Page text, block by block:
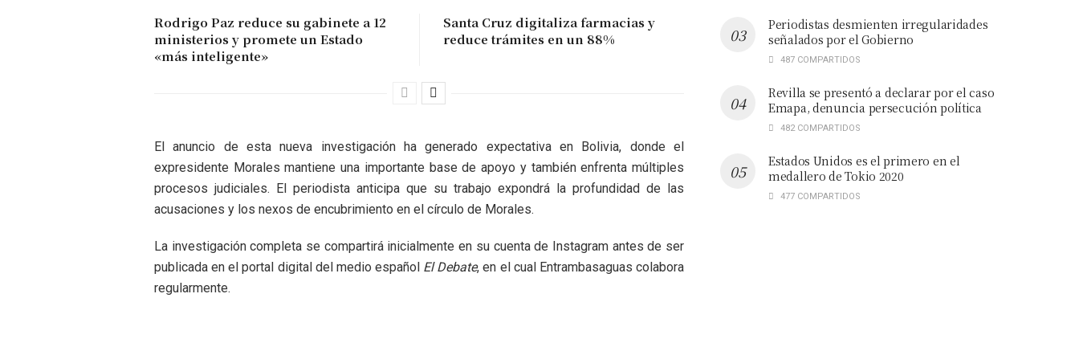
Rodrigo Paz reduce su gabinete a 12
ministerios y promete un Estado
«más inteligente»
Santa Cruz digitaliza farmacias y
reduce trámites en un 88%
El anuncio de esta nueva investigación ha generado expectativa en Bolivia, donde el
expresidente Morales mantiene una importante base de apoyo y también enfrenta múltiples
procesos judiciales. El periodista anticipa que su trabajo expondrá la profundidad de las
acusaciones y los nexos de encubrimiento en el círculo de Morales.
La investigación completa se compartirá inicialmente en su cuenta de Instagram antes de ser
publicada en el portal digital del medio español El Debate, en el cual Entrambasaguas colabora
regularmente.
Periodistas desmienten irregularidades
señalados por el Gobierno
487 COMPARTIDOS
Revilla se presentó a declarar por el caso
Emapa, denuncia persecución política
482 COMPARTIDOS
Estados Unidos es el primero en el
medallero de Tokio 2020
477 COMPARTIDOS